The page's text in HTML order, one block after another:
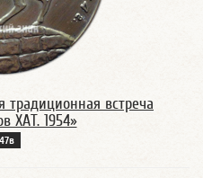
традиционная встреча
ХАТ. 1954»